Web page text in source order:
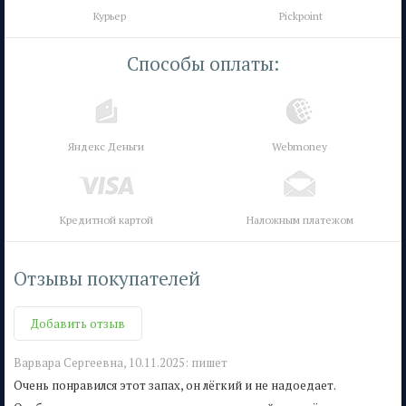
Курьер Pickpoint
Способы оплаты:
Яндекс Деньги Webmoney
Кредитной картой Наложным платежом
Отзывы покупателей
Добавить отзыв
Варвара Сергеевна, 10.11.2025: пишет
Очень понравился этот запах, он лёгкий и не надоедает.